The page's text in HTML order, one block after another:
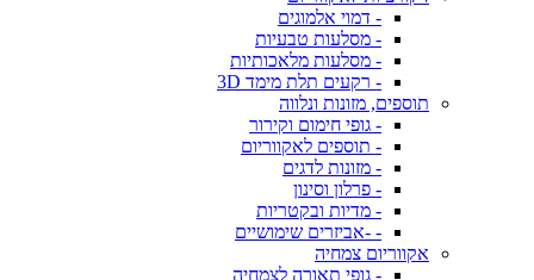
- דמוי אלמוגים
- מסלעות טבעיות
- מסלעות מלאכותיות
- רקעים תלת מימד 3D
תוספים, מזונות ונלווה
- גופי חימום וקירור
- תוספים לאקווריום
- מזונות לדגים
- פרלון וסינון
- מדיות ובקטריות
- -אביזרים שימושיים
אקווריום צמחיה
- גופי תאורה לצמחיה